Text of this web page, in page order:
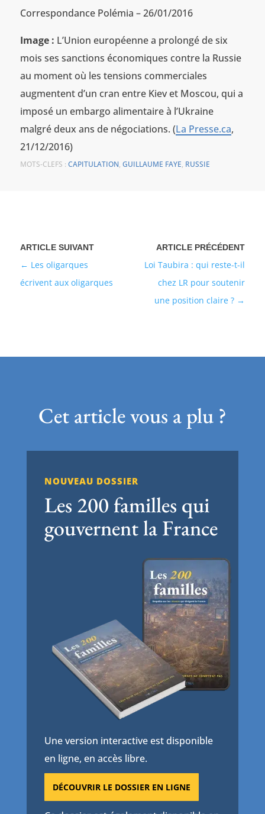
Correspondance Polémia – 26/01/2016
Image : L’Union européenne a prolongé de six
mois ses sanctions économiques contre la Russie
au moment où les tensions commerciales
augmentent d’un cran entre Kiev et Moscou, qui a
imposé un embargo alimentaire à l’Ukraine
malgré deux ans de négociations. (La Presse.ca,
21/12/2016)
MOTS-CLEFS : CAPITULATION, GUILLAUME FAYE, RUSSIE
Loi Taubira : qui reste-t-il
chez LR pour soutenir
une position claire ?
Les oligarques
écrivent aux oligarques
Cet article vous a plu ?
NOUVEAU DOSSIER
Les 200 familles qui
gouvernent la France
Une version interactive est disponible
en ligne, en accès libre.
DÉCOUVRIR LE DOSSIER EN LIGNE